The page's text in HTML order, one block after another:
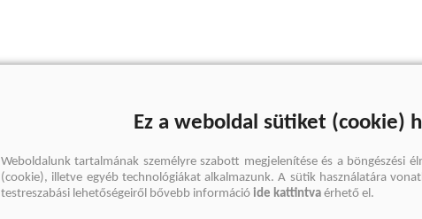
Ez a weboldal sütiket (cookie)
Weboldalunk tartalmának személyre szabott megjelenítése és a böngészési
(cookie), illetve egyéb technológiákat alkalmazunk. A sütik használatára
testreszabási lehetőségeiről bővebb információ ide kattintva érhető el.